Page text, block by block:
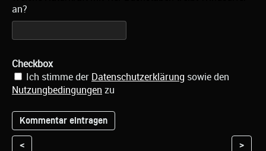
an?
Checkbox
Ich stimme der Datenschutzerklärung sowie den
Nutzungbedingungen zu
< >